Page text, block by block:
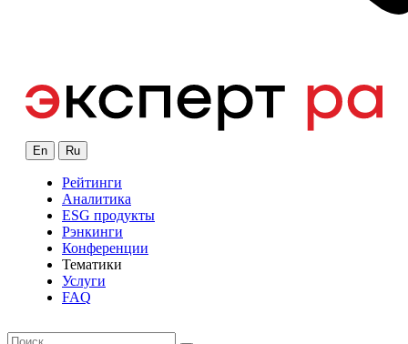
En Ru
Рейтинги
Аналитика
ESG продукты
Рэнкинги
Конференции
Тематики
Услуги
FAQ